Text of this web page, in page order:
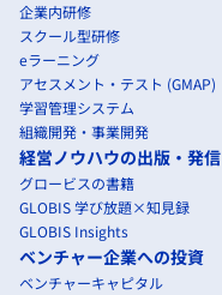
企業内研修
スクール型研修
eラーニング
アセスメント・テスト (GMAP)
学習管理システム
組織開発・事業開発
経営ノウハウの出版・発信
グロービスの書籍
GLOBIS 学び放題×知見録
GLOBIS Insights
ベンチャー企業への投資
ベンチャーキャピタル